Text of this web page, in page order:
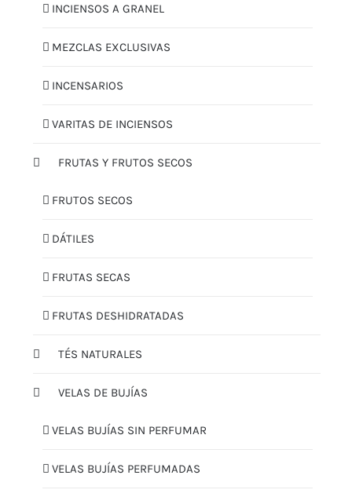
INCIENSOS A GRANEL
MEZCLAS EXCLUSIVAS
INCENSARIOS
VARITAS DE INCIENSOS
FRUTAS Y FRUTOS SECOS
FRUTOS SECOS
DÁTILES
FRUTAS SECAS
FRUTAS DESHIDRATADAS
TÉS NATURALES
VELAS DE BUJÍAS
VELAS BUJÍAS SIN PERFUMAR
VELAS BUJÍAS PERFUMADAS